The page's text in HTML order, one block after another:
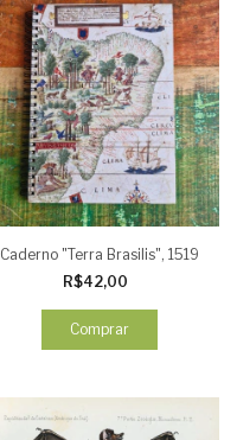
Caderno "Terra Brasilis", 1519
R$42,00
Comprar